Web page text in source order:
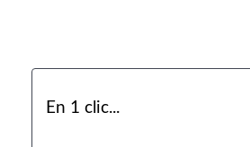
En 1 clic...